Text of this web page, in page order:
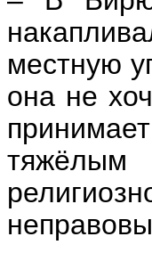
местную
она не